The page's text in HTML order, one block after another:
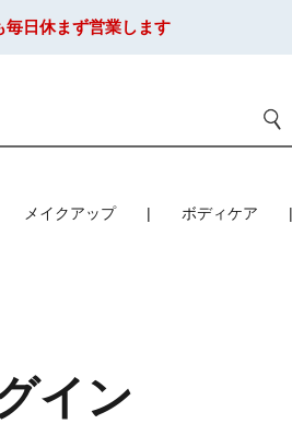
毎日休まず営業します
メイクアップ ボディケア
イン